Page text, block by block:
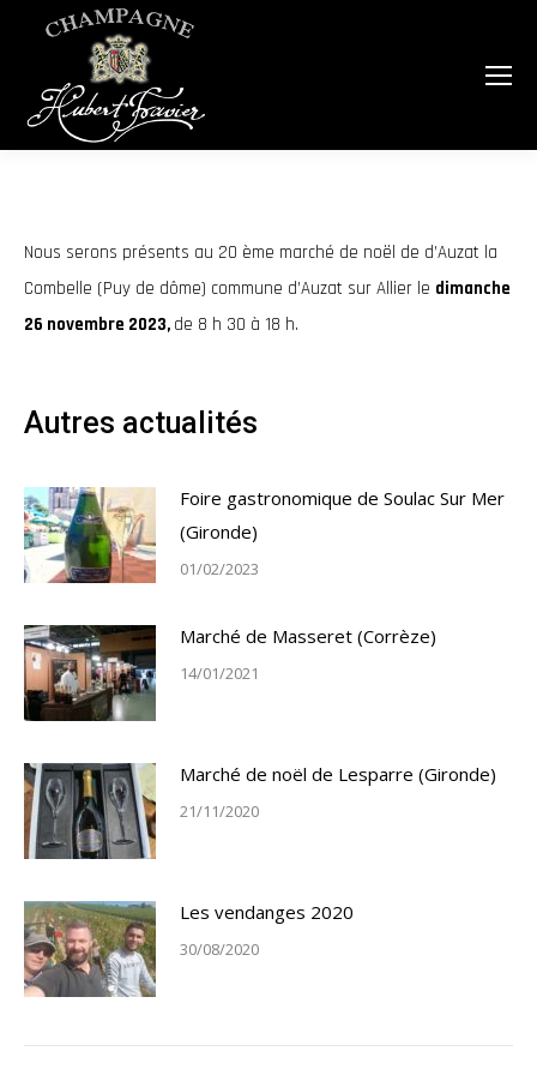
Nous serons présents au 20 ème marché de noël de d’Auzat la
Combelle (Puy de dôme) commune d’Auzat sur Allier le dimanche
26 novembre 2023, de 8 h 30 à 18 h.
Autres actualités
Foire gastronomique de Soulac Sur Mer
(Gironde)
01/02/2023
Marché de Masseret (Corrèze)
14/01/2021
Marché de noël de Lesparre (Gironde)
21/11/2020
Les vendanges 2020
30/08/2020